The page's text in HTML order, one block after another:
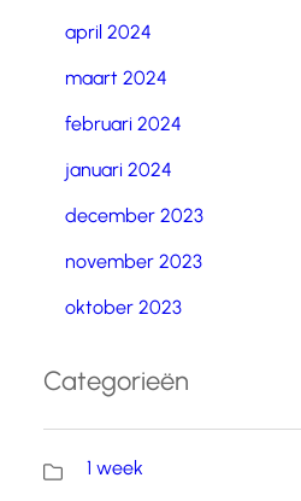
april 2024
maart 2024
februari 2024
januari 2024
december 2023
november 2023
oktober 2023
Categorieën
1 week